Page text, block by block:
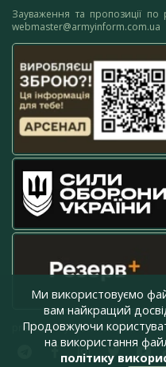
Зауваження та пропозиції по
webmaster@armyinform.com.ua
press@armyinform.com.ua
Ми використовуємо
вам найкращий
Продовжуючи
на використання
політику